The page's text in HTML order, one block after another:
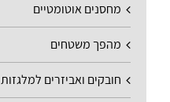
מחסנים אוטומטיים
מהפך משטחים
חובקים ואביזרים למלגזות